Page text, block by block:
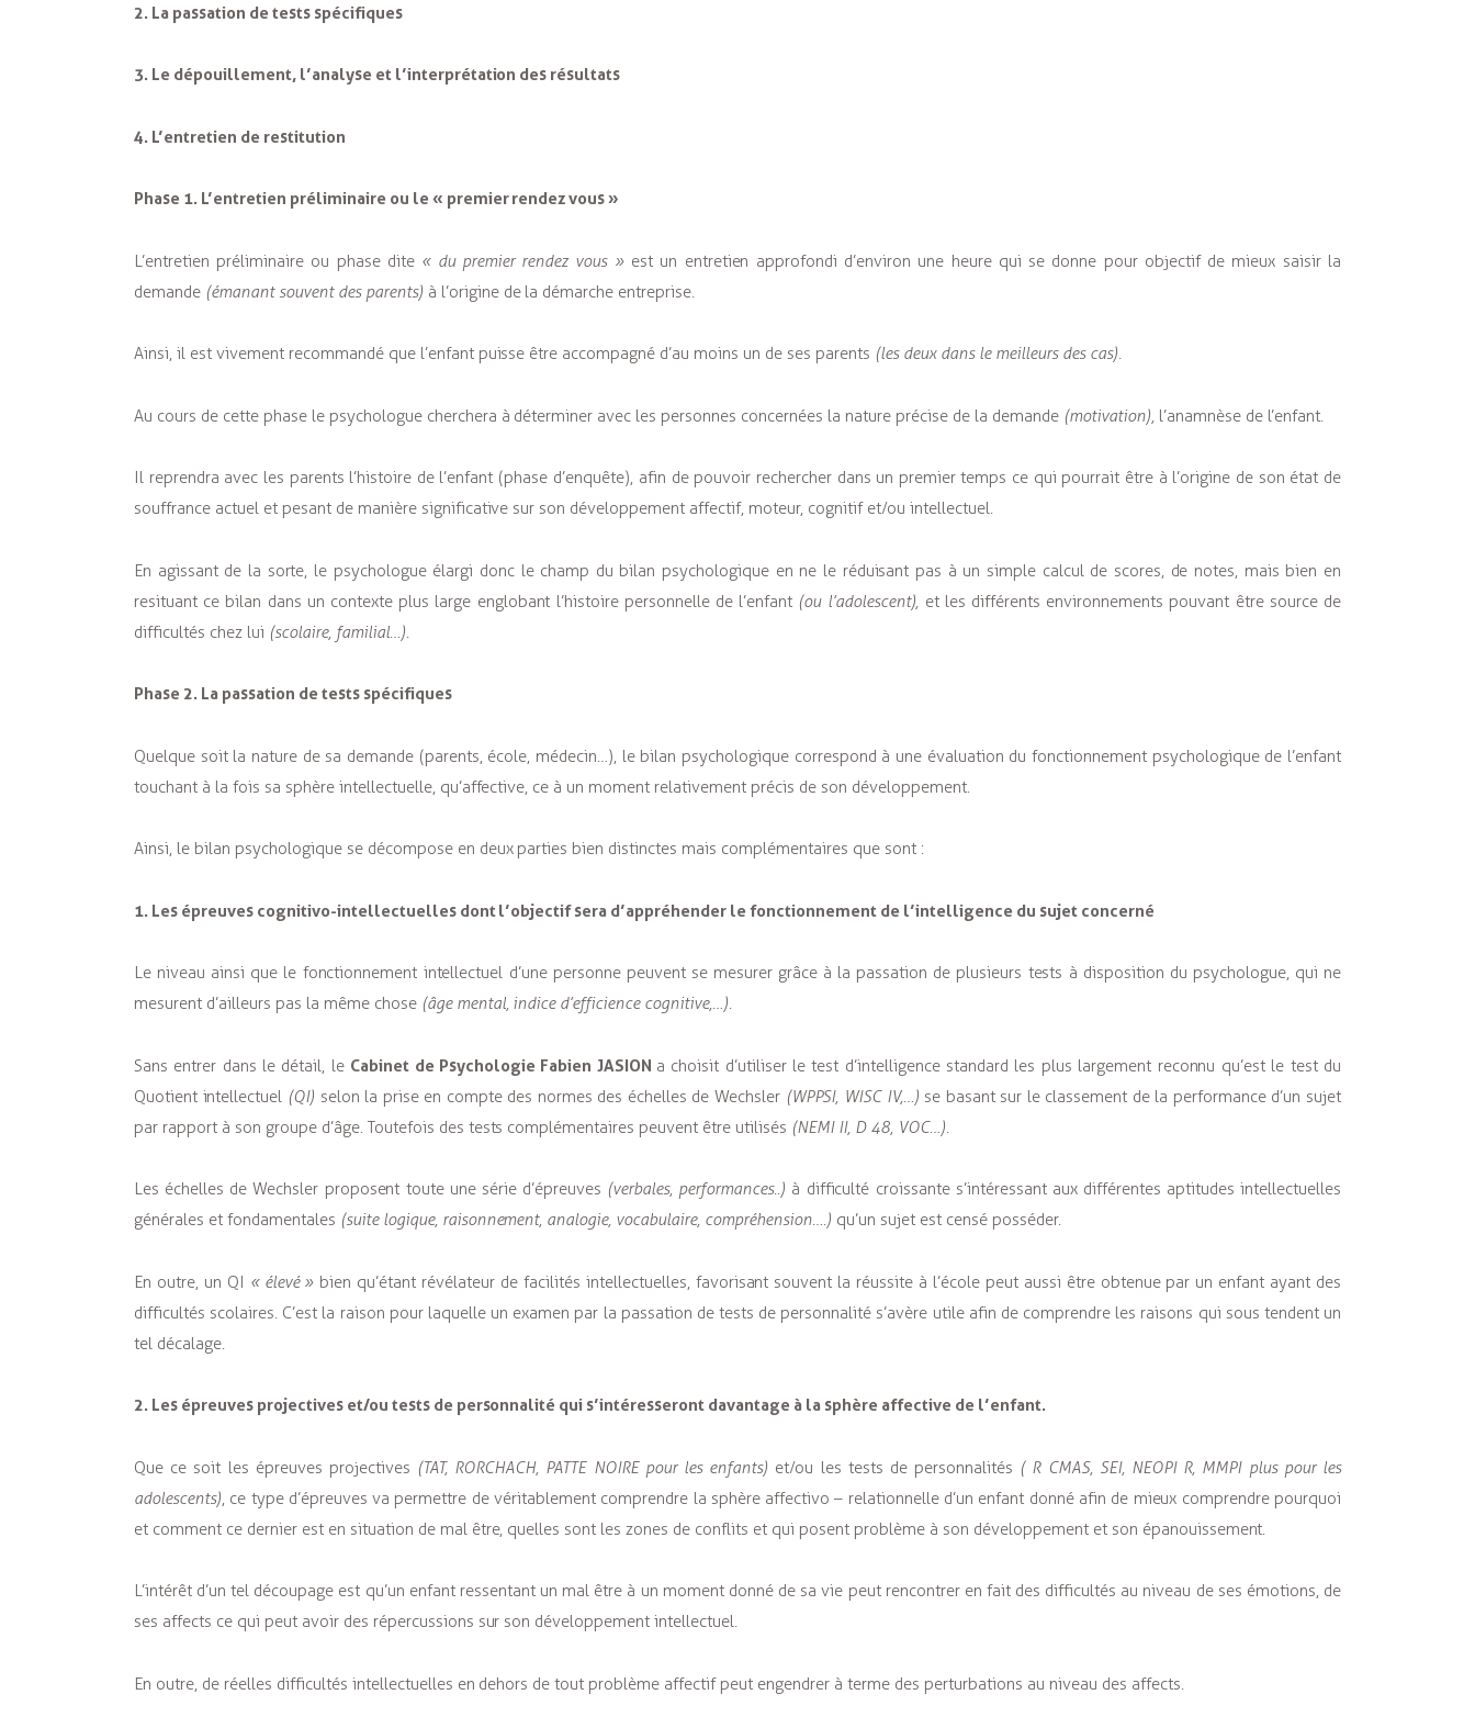
2. La passation de tests spécifiques
3. Le dépouillement, l’analyse et l’interprétation des résultats
4. L’entretien de restitution
Phase 1. L’entretien préliminaire ou le « premier rendez vous »
L’entretien préliminaire ou phase dite « du premier rendez vous » est un entretien approfondi d’environ une heure qui se donne pour objectif de mieux saisir la
demande(émanant souvent des parents) à l’origine de la démarche entreprise.
Ainsi, il est vivement recommandé que l’enfant puisse être accompagné d’au moins un de ses parents (les deux dans le meilleurs des cas).
Au cours de cette phase le psychologue cherchera à déterminer avec les personnes concernées la nature précise de la demande (motivation), l’anamnèse de l’enfant.
Il reprendra avec les parents l’histoire de l’enfant (phase d’enquête), afin de pouvoir rechercher dans un premier temps ce qui pourrait être à l’origine de son état de
souffrance actuel et pesant de manière significative sur son développement affectif, moteur, cognitif et/ou intellectuel.
En agissant de la sorte, le psychologue élargi donc le champ du bilan psychologique en ne le réduisant pas à un simple calcul de scores, de notes, mais bien en
resituant ce bilan dans un contexte plus large englobant l’histoire personnelle de l’enfant (ou l’adolescent), et les différents environnements pouvant être source de
difficultés chez lui (scolaire, familial…).
Phase 2. La passation de tests spécifiques
Quelque soit la nature de sa demande (parents, école, médecin…), le bilan psychologique correspond à une évaluation du fonctionnement psychologique de l’enfant
touchant à la fois sa sphère intellectuelle, qu’affective, ce à un moment relativement précis de son développement.
Ainsi, le bilan psychologique se décompose en deux parties bien distinctes mais complémentaires que sont :
1. Les épreuves cognitivo-intellectuelles dont l’objectif sera d’appréhender le fonctionnement de l’intelligence du sujet concerné
Le niveau ainsi que le fonctionnement intellectuel d’une personne peuvent se mesurer grâce à la passation de plusieurs tests à disposition du psychologue, qui ne
mesurent d’ailleurs pas la même chose (âge mental, indice d’efficience cognitive,…).
Sans entrer dans le détail, le Cabinet de Psychologie Fabien JASION a choisit d’utiliser le test d’intelligence standard les plus largement reconnu qu’est le test du
Quotient intellectuel (QI) selon la prise en compte des normes des échelles de Wechsler (WPPSI, WISC IV,…) se basant sur le classement de la performance d’un sujet
par rapport à son groupe d’âge. Toutefois des tests complémentaires peuvent être utilisés (NEMI II, D 48, VOC…).
Les échelles de Wechsler proposent toute une série d’épreuves (verbales, performances..) à difficulté croissante s’intéressant aux différentes aptitudes intellectuelles
générales et fondamentales (suite logique, raisonnement, analogie, vocabulaire, compréhension….) qu’un sujet est censé posséder.
En outre, un QI « élevé » bien qu’étant révélateur de facilités intellectuelles, favorisant souvent la réussite à l’école peut aussi être obtenue par un enfant ayant des
difficultés scolaires. C’est la raison pour laquelle un examen par la passation de tests de personnalité s’avère utile afin de comprendre les raisons qui sous tendent un
tel décalage.
2. Les épreuves projectives et/ou tests de personnalité qui s’intéresseront davantage à la sphère affective de l’enfant.
Que ce soit les épreuves projectives (TAT, RORCHACH, PATTE NOIRE pour les enfants) et/ou les tests de personnalités ( R CMAS, SEI, NEOPI R, MMPI plus pour les
adolescents), ce type d’épreuves va permettre de véritablement comprendre la sphère affectivo – relationnelle d’un enfant donné afin de mieux comprendre pourquoi
et comment ce dernier est en situation de mal être, quelles sont les zones de conflits et qui posent problème à son développement et son épanouissement.
L’intérêt d’un tel découpage est qu’un enfant ressentant un mal être à un moment donné de sa vie peut rencontrer en fait des difficultés au niveau de ses émotions, de
ses affects ce qui peut avoir des répercussions sur son développement intellectuel.
En outre, de réelles difficultés intellectuelles en dehors de tout problème affectif peut engendrer à terme des perturbations au niveau des affects.